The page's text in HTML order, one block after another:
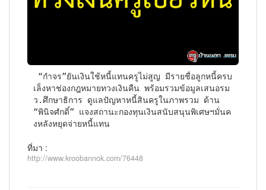
เล็งหาช่องกฎหมายทวงเงินคืน พร้อมรวมข้อมูลเสนอรม
ว.ศึกษาธิการ ดูแลปัญหาหนี้สินครูในภาพรวม ด้าน
“พินิจศํกดิ์” แจงสถานะกองทุนเงินสนับสนุนพิเศษฯมั่นค
งหลังหยุดจ่ายหนี้แทน
ที่มา :
http://www.kroobannok.com/76448